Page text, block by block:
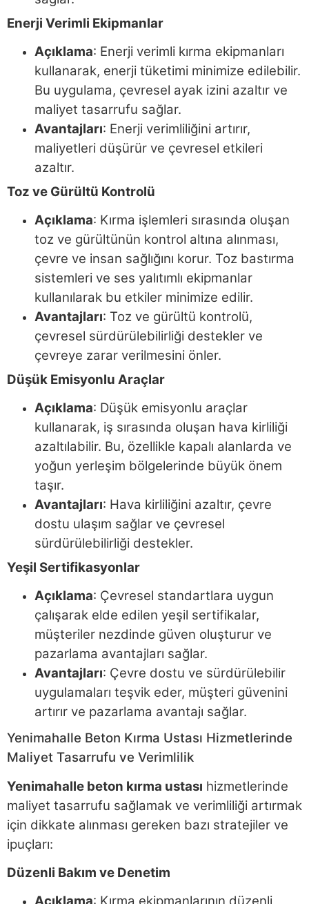
Enerji Verimli Ekipmanlar
Açıklama: Enerji verimli kırma ekipmanları
kullanarak, enerji tüketimi minimize edilebilir.
Bu uygulama, çevresel ayak izini azaltır ve
maliyet tasarrufu sağlar.
Avantajları: Enerji verimliliğini artırır,
maliyetleri düşürür ve çevresel etkileri
azaltır.
Toz ve Gürültü Kontrolü
Açıklama: Kırma işlemleri sırasında oluşan
toz ve gürültünün kontrol altına alınması,
çevre ve insan sağlığını korur. Toz bastırma
sistemleri ve ses yalıtımlı ekipmanlar
kullanılarak bu etkiler minimize edilir.
Avantajları: Toz ve gürültü kontrolü,
çevresel sürdürülebilirliği destekler ve
çevreye zarar verilmesini önler.
Düşük Emisyonlu Araçlar
Açıklama: Düşük emisyonlu araçlar
kullanarak, iş sırasında oluşan hava kirliliği
azaltılabilir. Bu, özellikle kapalı alanlarda ve
yoğun yerleşim bölgelerinde büyük önem
taşır.
Avantajları: Hava kirliliğini azaltır, çevre
dostu ulaşım sağlar ve çevresel
sürdürülebilirliği destekler.
Yeşil Sertifikasyonlar
Açıklama: Çevresel standartlara uygun
çalışarak elde edilen yeşil sertifikalar,
müşteriler nezdinde güven oluşturur ve
pazarlama avantajları sağlar.
Avantajları: Çevre dostu ve sürdürülebilir
uygulamaları teşvik eder, müşteri güvenini
artırır ve pazarlama avantajı sağlar.
Yenimahalle Beton Kırma Ustası Hizmetlerinde
Maliyet Tasarrufu ve Verimlilik
Yenimahalle beton kırma ustası hizmetlerinde
maliyet tasarrufu sağlamak ve verimliliği artırmak
için dikkate alınması gereken bazı stratejiler ve
ipuçları:
Düzenli Bakım ve Denetim